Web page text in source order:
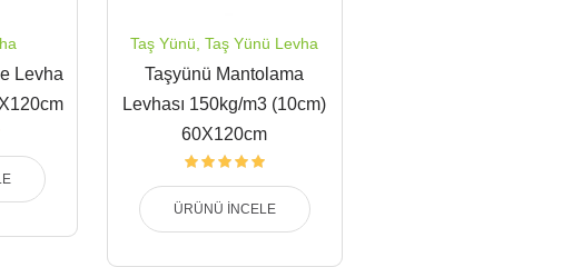
Levha
Taş Yünü ,Taş Yünü Levha
Taşyünü Mantolama
Levhası 150kg/m3 (10cm)
60X120cm
ÜRÜNÜ İNCELE